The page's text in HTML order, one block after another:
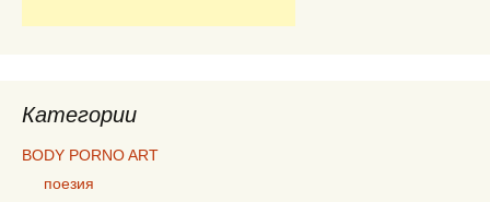
Категории
BODY PORNO ART
поезия